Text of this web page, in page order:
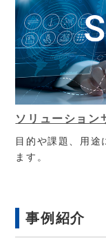
ソリューション
目的や課題、用途
ます。
事例紹介